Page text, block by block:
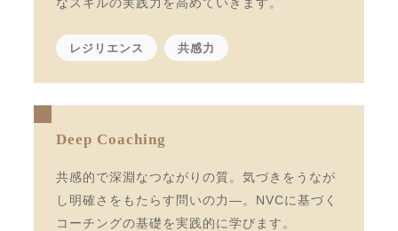
レジリエンス 共感力
Deep Coaching
共感的で深淵なつながりの質。気づきをうなが
し明確さをもたらす問いの力—。NVCに基づく
コーチングの基礎を実践的に学びます。